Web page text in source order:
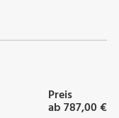
Preis
ab 787,00 €